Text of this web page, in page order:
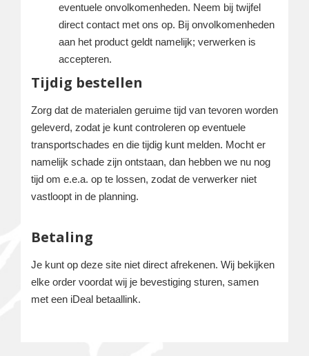
eventuele onvolkomenheden. Neem bij twijfel
direct contact met ons op. Bij onvolkomenheden
aan het product geldt namelijk; verwerken is
accepteren.
Tijdig bestellen
Zorg dat de materialen geruime tijd van tevoren worden
geleverd, zodat je kunt controleren op eventuele
transportschades en die tijdig kunt melden. Mocht er
namelijk schade zijn ontstaan, dan hebben we nu nog
tijd om e.e.a. op te lossen, zodat de verwerker niet
vastloopt in de planning.
Betaling
Je kunt op deze site niet direct afrekenen. Wij bekijken
elke order voordat wij je bevestiging sturen, samen
met een iDeal betaallink.